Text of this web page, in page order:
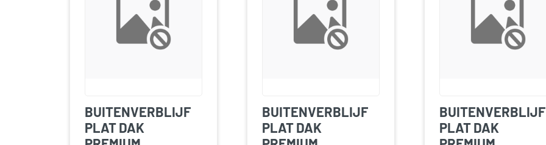
BUITENVERBLIJF
PLAT DAK
BUITENVERBLIJF
PLAT DAK
BUITENVERBLIJF
PLAT DAK